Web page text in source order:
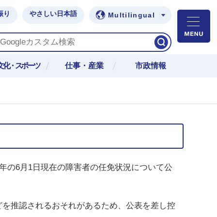
り やさしい日本語 Multilingual
化・スポーツ 仕事・産業 市政情報
の6月1日現在の障害者の任免状況について公
推認されるおそれがあるため、公表を差し控